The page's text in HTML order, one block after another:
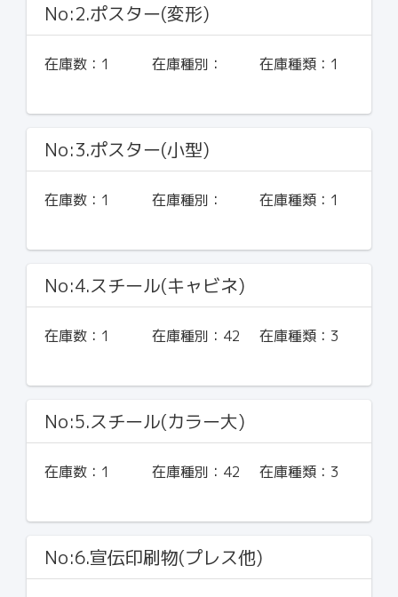
No:2.ポスター(変形)
在庫数： 1 在庫種別： 在庫種類： 1
No:3.ポスター(小型)
在庫数： 1 在庫種別： 在庫種類： 1
No:4.スチール(キャビネ)
在庫数： 1 在庫種別： 42 在庫種類： 3
No:5.スチール(カラー大)
在庫数： 1 在庫種別： 42 在庫種類： 3
No:6.宣伝印刷物(プレス他)